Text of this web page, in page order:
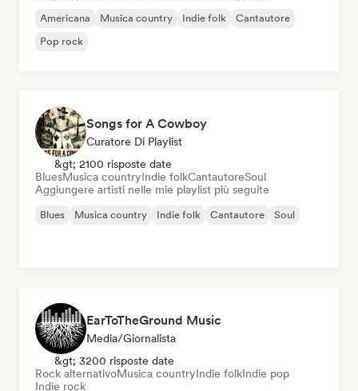
Americana Musica country Indie folk
Cantautore
Pop rock
Songs for A Cowboy
Curatore Di Playlist
&gt; 2100 risposte date
BluesMusica countryIndie folkCantautoreSoul
Aggiungere artisti nelle mie playlist più seguite
Blues Musica country Indie folk Cantautore Soul
EarToTheGround Music
Media/Giornalista
&gt; 3200 risposte date
Rock alternativoMusica countryIndie folkIndie pop
Indie rock